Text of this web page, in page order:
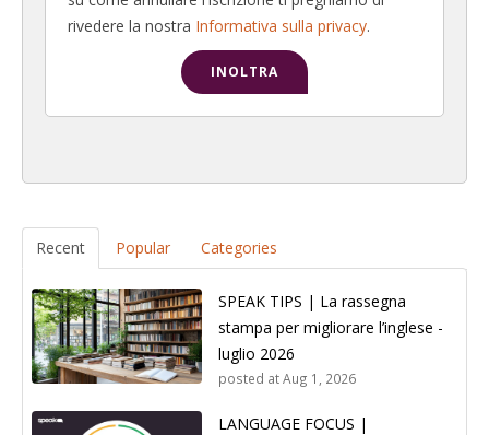
rivedere la nostra Informativa sulla privacy.
Recent Popular Categories
SPEAK TIPS | La rassegna
stampa per migliorare l’inglese -
luglio 2026
posted atAug 1, 2026
LANGUAGE FOCUS |